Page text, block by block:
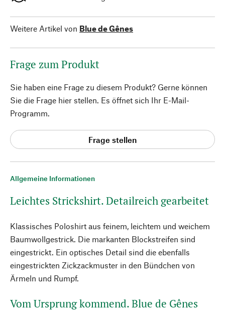
Allgemeine Informationen
Leichtes Strickshirt. Detailreich gearbeitet
Klassisches Poloshirt aus feinem, leichtem und weichem
Baumwollgestrick. Die markanten Blockstreifen sind
eingestrickt. Ein optisches Detail sind die ebenfalls
eingestrickten Zickzackmuster in den Bündchen von
Ärmeln und Rumpf.
Vom Ursprung kommend. Blue de Gênes
Weitere Artikel von Blue de Gênes
Frage zum Produkt
Sie haben eine Frage zu diesem Produkt? Gerne können
Sie die Frage hier stellen. Es öffnet sich Ihr E-Mail-
Programm.
Frage stellen